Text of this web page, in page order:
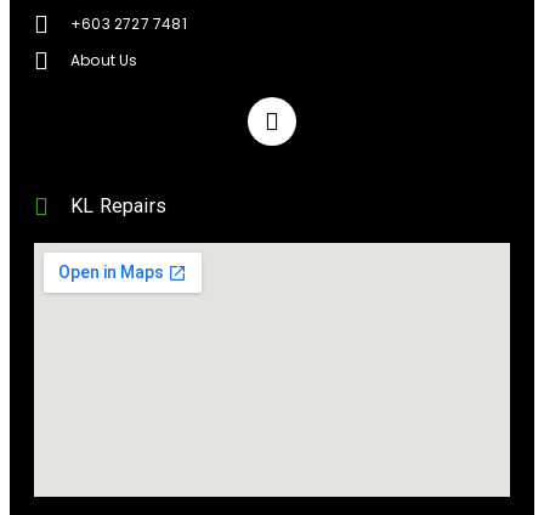
+603 2727 7481
About Us
KL Repairs